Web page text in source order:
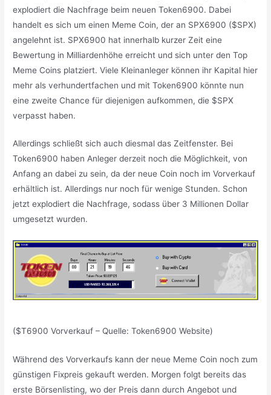
explodiert die Nachfrage beim neuen Token6900. Dabei
handelt es sich um einen Meme Coin, der an SPX6900 ($SPX)
angelehnt ist. SPX6900 hat innerhalb kurzer Zeit eine
Bewertung in Milliardenhöhe erreicht und sich unter den Top
Meme Coins platziert. Viele Kleinanleger können ihr Kapital hier
mehr als verhundertfachen und mit Token6900 könnte nun
eine zweite Chance für diejenigen aufkommen, die $SPX
verpasst haben.
Allerdings schließt sich auch diesmal das Zeitfenster. Bei
Token6900 haben Anleger derzeit noch die Möglichkeit, von
Anfang an dabei zu sein, da der neue Coin noch im Vorverkauf
erhältlich ist. Allerdings nur noch für wenige Stunden. Schon
jetzt explodiert die Nachfrage, sodass über 3 Millionen Dollar
umgesetzt wurden.
($T6900 Vorverkauf – Quelle: Token6900 Website)
Während des Vorverkaufs kann der neue Meme Coin noch zum
günstigen Fixpreis gekauft werden. Morgen folgt bereits das
erste Börsenlisting, wo der Preis dann durch Angebot und